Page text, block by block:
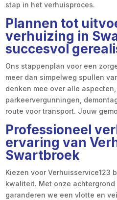
stap in het verhuisproces.
Plannen tot
verhuizing in
succesvol
Ons stappenplan voor een
meer dan simpelweg spullen
denken mee over alle
parkeervergunningen,
route voor transport. Jouw
Professioneel
ervaring van
Swartbroek
Kiezen voor Verhuisservice123
kwaliteit. Met onze
garanderen we een vlotte en